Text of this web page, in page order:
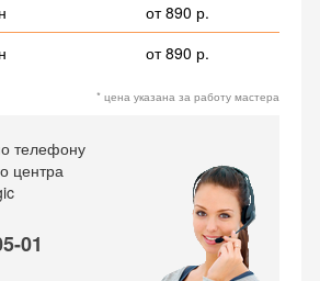
от 890 р.
от 890 р.
* цена указана за работу мастера
телефону
центра
01